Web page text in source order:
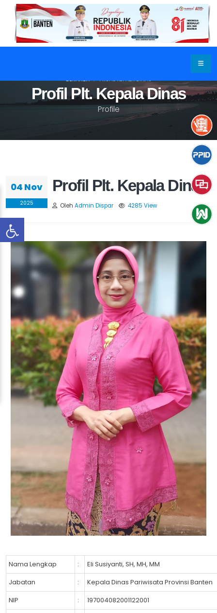
Profil Plt. Kepala Dinas
Profile
BERANDA PROFIL KEPALA DINAS
04 Nov
2025
Profil Plt. Kepala Dinas
Oleh Admin Dispar 4285 View
Nama Lengkap :
Eli Susiyanti, SH, MH, MM
Jabatan
:
Kepala Dinas Pariwisata Provinsi Banten
NIP
:
197004082001122001